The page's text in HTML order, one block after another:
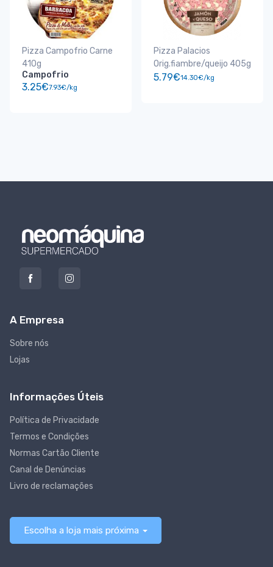
Pizza Campofrio Carne
410g
Campofrio
3.25€7.93€/kg
Pizza Palacios
Orig.fiambre/queijo 405g
5.79€14.30€/kg
A Empresa
Sobre nós
Lojas
Informações Úteis
Política de Privacidade
Termos e Condições
Normas Cartão Cliente
Canal de Denúncias
Livro de reclamações
Escolha a loja mais próxima